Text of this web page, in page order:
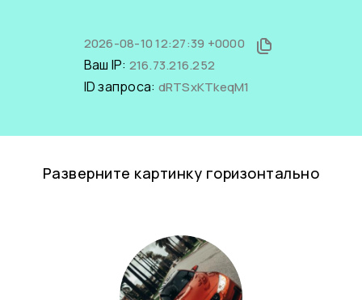
2026-08-10 12:27:39 +0000
Ваш IP: 216.73.216.252
ID запроса: dRTSxKTkeqM1
Разверните картинку горизонтально